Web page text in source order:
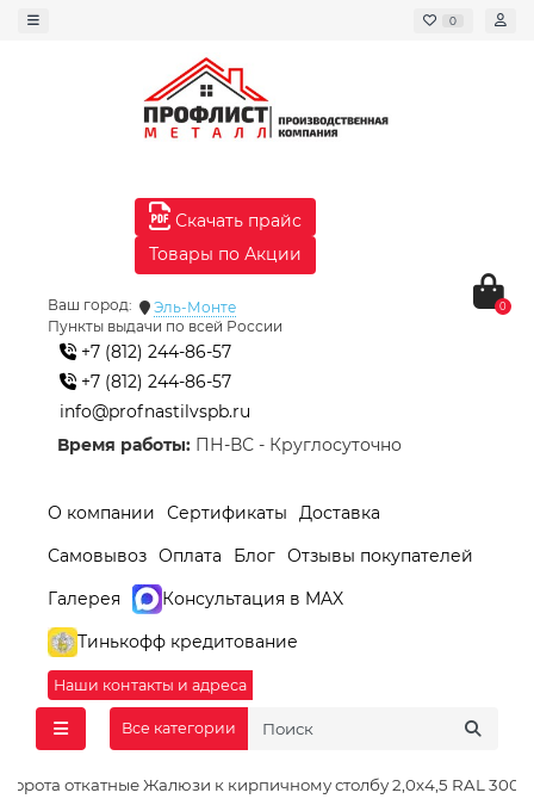
0
Скачать прайс
Товары по Акции
Ваш город:
Эль-Монте
Пункты выдачи по всей России
+7 (812) 244-86-57
+7 (812) 244-86-57
info@profnastilvspb.ru
Время работы: ПН-ВС - Круглосуточно
0
О компании Сертификаты
Доставка
Самовывоз Оплата Блог Отзывы покупателей
Галерея
Консультация в MAX
Тинькофф кредитование
Наши контакты и адреса
Все категории
Ворота откатные Жалюзи к кирпичному столбу 2,0х4,5 RAL 3005